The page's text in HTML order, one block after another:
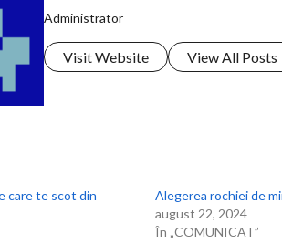
Administrator
Visit Website View All Posts
care te scot din
Alegerea rochiei de
august 22, 2024
În „COMUNICAT”